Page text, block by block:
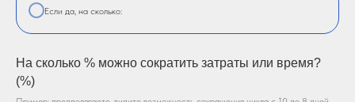
Если да, на сколько:
На сколько % можно сократить затраты или время?
(%)